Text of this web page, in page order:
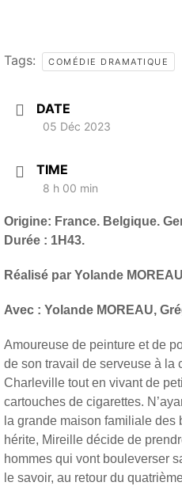
Tags: COMÉDIE DRAMATIQUE
DATE
05 Déc 2023
TIME
8 h 00 min
Origine: France. Belgique.
Durée : 1H43.
Réalisé par Yolande
Avec : Yolande MOREAU,
Amoureuse de peinture et de
de son travail de serveuse à la
Charleville tout en vivant de
cartouches de cigarettes.
la grande maison familiale des
hérite, Mireille décide de
hommes qui vont bouleverser
le savoir, au retour du